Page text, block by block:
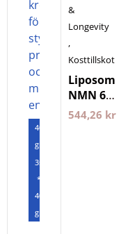
400
gram
3st
*
400
gram
&
Longevity
,
Kosttillskott
Liposomal
NMN 60
kapslar
544,26 kr